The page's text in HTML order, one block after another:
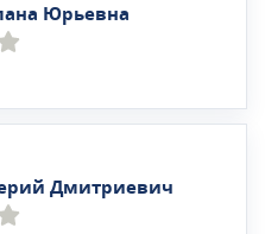
Юрьевна
Дмитриевич